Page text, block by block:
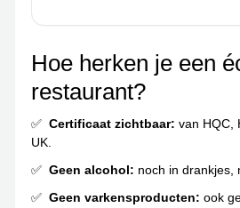
Hoe herken je een
restaurant?
Certificaat zichtbaar: van HQC,
UK.
Geen alcohol: noch in drankjes,
Geen varkensproducten: ook